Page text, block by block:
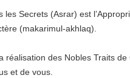
Secrets (Asrar) est
(makarimul-akhlaq).
réalisation des Nobles Traits
et de vous.